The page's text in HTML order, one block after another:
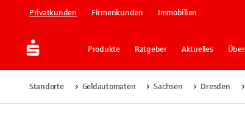
Privatkunden Firmenkunden Immobilien
Produkte Ratgeber Aktuelles
Standorte Geldautomaten Sachsen Dresden